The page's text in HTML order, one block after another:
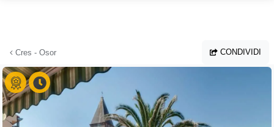
Cres - Osor CONDIVIDI